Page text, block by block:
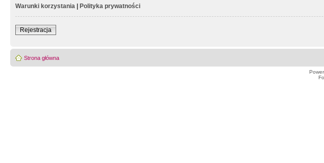
Warunki korzystania | Polityka prywatności
Rejestracja
Strona główna